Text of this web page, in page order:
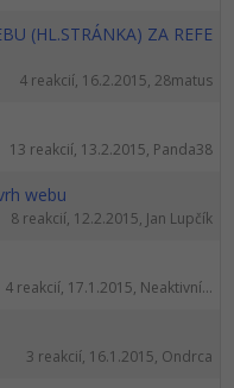
(HL.STRÁNKA) ZA REFE
4 reakcií, 16.2.2015, 28matus
13 reakcií, 13.2.2015, Panda38
webu
8 reakcií, 12.2.2015, Jan Lupčík
4 reakcií, 17.1.2015, Neaktivní...
3 reakcií, 16.1.2015, Ondrca